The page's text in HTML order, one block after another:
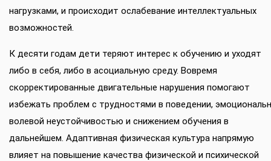
нагрузками, и происходит ослабевание интеллектуальных
возможностей.
К десяти годам дети теряют интерес к обучению и уходят
либо в себя, либо в асоциальную среду. Вовремя
скорректированные двигательные нарушения помогают
избежать проблем с трудностями в поведении,
волевой неустойчивостью и снижением обучения в
дальнейшем. Адаптивная физическая культура напрямую
влияет на повышение качества физической и психической